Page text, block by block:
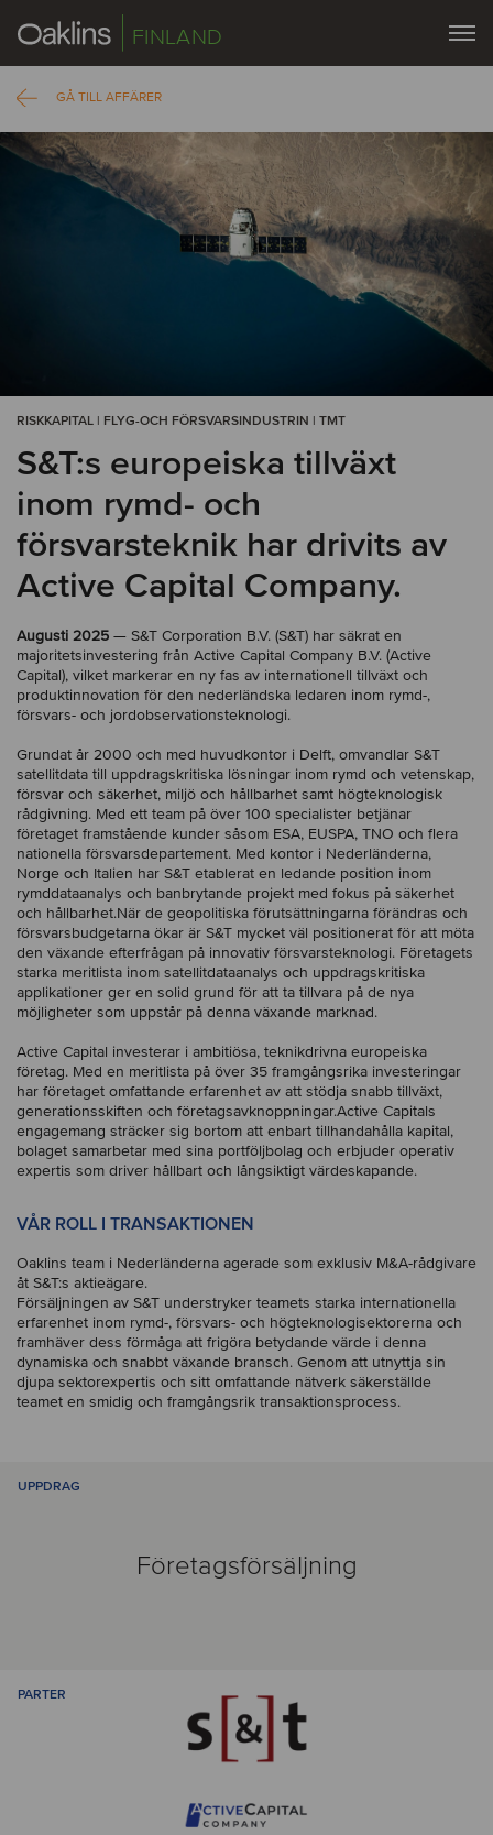
FINLAND
GÅ TILL AFFÄRER
RISKKAPITAL | FLYG-OCH FÖRSVARSINDUSTRIN | TMT
S&T:s europeiska tillväxt
inom rymd- och
försvarsteknik har drivits av
Active Capital Company.
Augusti 2025 — S&T Corporation B.V. (S&T) har säkrat en
majoritetsinvestering från Active Capital Company B.V. (Active
Capital), vilket markerar en ny fas av internationell tillväxt och
produktinnovation för den nederländska ledaren inom rymd-,
försvars- och jordobservations­teknologi.
Grundat år 2000 och med huvudkontor i Delft, omvandlar S&T
satellitdata till uppdragskritiska lösningar inom rymd och vetenskap,
försvar och säkerhet, miljö och hållbarhet samt högteknologisk
rådgivning. Med ett team på över 100 specialister betjänar
företaget framstående kunder såsom ESA, EUSPA, TNO och flera
nationella försvarsdepartement. Med kontor i Nederländerna,
Norge och Italien har S&T etablerat en ledande position inom
rymddataanalys och banbrytande projekt med fokus på säkerhet
och hållbarhet.När de geopolitiska förutsättningarna förändras och
försvarsbudgetarna ökar är S&T mycket väl positionerat för att möta
den växande efterfrågan på innovativ försvarsteknologi. Företagets
starka meritlista inom satellitdataanalys och uppdragskritiska
applikationer ger en solid grund för att ta tillvara på de nya
möjligheter som uppstår på denna växande marknad.
Active Capital investerar i ambitiösa, teknikdrivna europeiska
företag. Med en meritlista på över 35 framgångsrika investeringar
har företaget omfattande erfarenhet av att stödja snabb tillväxt,
generationsskiften och företagsavknoppningar.Active Capitals
engagemang sträcker sig bortom att enbart tillhandahålla kapital,
bolaget samarbetar med sina portföljbolag och erbjuder operativ
expertis som driver hållbart och långsiktigt värdeskapande.
VÅR ROLL I TRANSAKTIONEN
Oaklins team i Nederländerna agerade som exklusiv M&A-rådgivare
åt S&T:s aktieägare.
Försäljningen av S&T understryker teamets starka internationella
erfarenhet inom rymd-, försvars- och högteknologisektorerna och
framhäver dess förmåga att frigöra betydande värde i denna
dynamiska och snabbt växande bransch. Genom att utnyttja sin
djupa sektorexpertis och sitt omfattande nätverk säkerställde
teamet en smidig och framgångsrik transaktionsprocess.
UPPDRAG
Företagsförsäljning
PARTER